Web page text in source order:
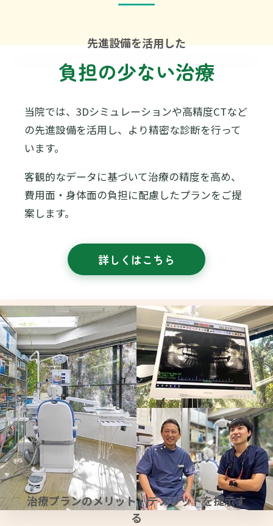
先進設備を活用した
負担の少ない治療
当院では、3Dシミュレーションや高精度CTなど
の先進設備を活用し、より精密な診断を行って
います。
客観的なデータに基づいて治療の精度を高め、
費用面・身体面の負担に配慮したプランをご提
案します。
詳しくはこちら
治療プランのメリット・デメリットを提示す
る